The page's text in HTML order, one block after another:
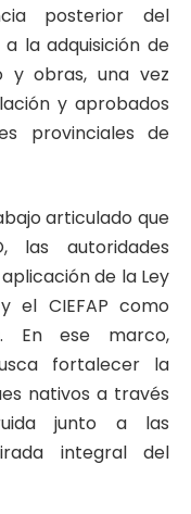
posterior del
la adquisición de
y obras, una vez
y aprobados
provinciales de
articulado que
las autoridades
de la Ley
el CIEFAP como
En ese marco,
fortalecer la
nativos a través
junto a las
integral del